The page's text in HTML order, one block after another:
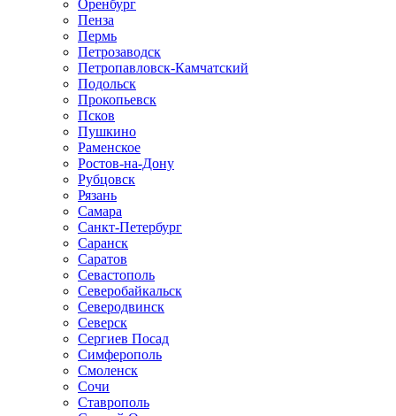
Оренбург
Пенза
Пермь
Петрозаводск
Петропавловск-Камчатский
Подольск
Прокопьевск
Псков
Пушкино
Раменское
Ростов-на-Дону
Рубцовск
Рязань
Самара
Санкт-Петербург
Саранск
Саратов
Севастополь
Северобайкальск
Северодвинск
Северск
Сергиев Посад
Симферополь
Смоленск
Сочи
Ставрополь